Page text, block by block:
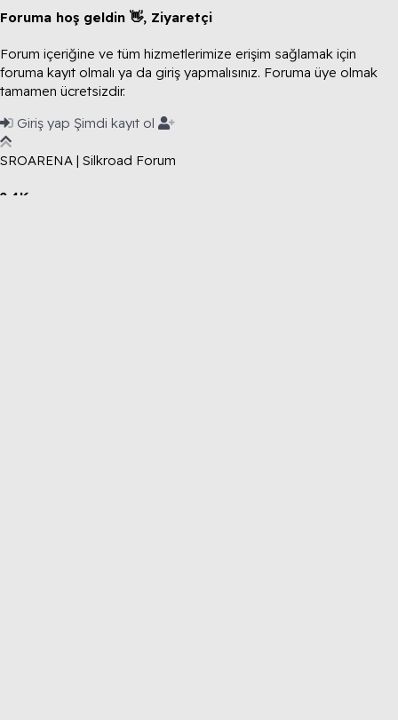
Foruma hoş geldin 👋, Ziyaretçi
Forum içeriğine ve tüm hizmetlerimize erişim sağlamak için
foruma kayıt olmalı ya da giriş yapmalısınız. Foruma üye olmak
tamamen ücretsizdir.
Giriş yap Şimdi kayıt ol
SROARENA | Silkroad Forum
2.4K